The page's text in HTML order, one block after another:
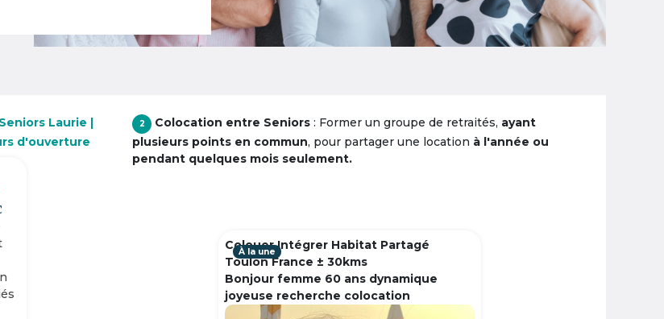
Laurie |
d'ouverture
2 Colocation entre Seniors : Former un groupe de retraités, ayant
plusieurs points en commun, pour partager une location à l'année ou
pendant quelques mois seulement.
Colouer Intégrer Habitat Partagé
Toulon France ± 30kms
Bonjour femme 60 ans dynamique
joyeuse recherche colocation
À la une